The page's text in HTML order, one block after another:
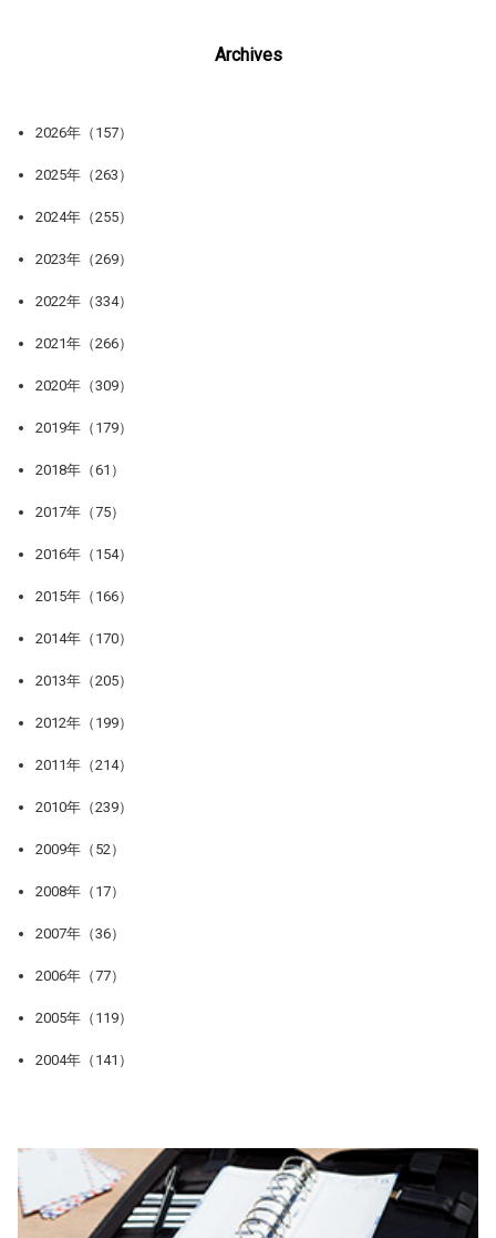
Archives
2026年（157）
2025年（263）
2024年（255）
2023年（269）
2022年（334）
2021年（266）
2020年（309）
2019年（179）
2018年（61）
2017年（75）
2016年（154）
2015年（166）
2014年（170）
2013年（205）
2012年（199）
2011年（214）
2010年（239）
2009年（52）
2008年（17）
2007年（36）
2006年（77）
2005年（119）
2004年（141）